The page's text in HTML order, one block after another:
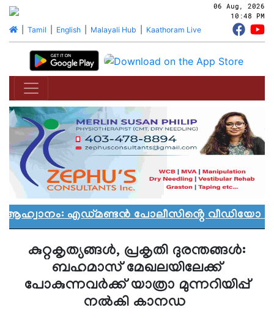
06 Aug, 2026
10:48 PM
| Tamil English| Malayali Hub Kaathoram Live
എഡ്മണ്ടൻ പോലീസിൻ്റെ വീഡിയോ
കുറ്റകൃത്യങ്ങള്‍, പ്രകൃതി ദുരന്തങ്ങള്‍:
ബഹമാസ് മേഖലയിലേക്ക്
പോകുന്നവര്‍ക്ക് യാത്രാ മുന്നറിയിപ്പ്
നല്‍കി കാനഡ